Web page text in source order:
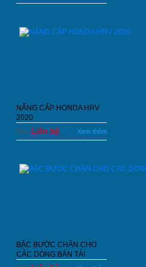
NÂNG CẤP HONDA HRV
2020
Giá: Liên hệ Xem thêm
BẬC BƯỚC CHÂN CHO
CÁC DÒNG BÁN TẢI